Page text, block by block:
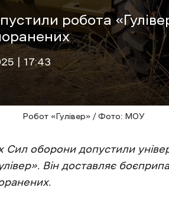
робота
| 17:43
Робот «Гулівер» / Фото: МОУ
Сил оборони допустили
Він доставляє